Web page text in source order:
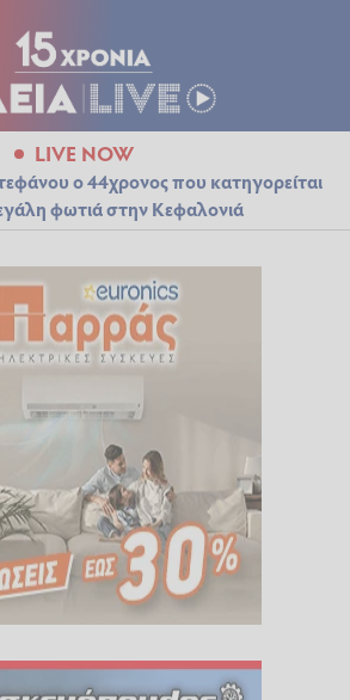
LIVE NOW
ο 44χρονος που κατηγορείται
φωτιά στην Κεφαλονιά